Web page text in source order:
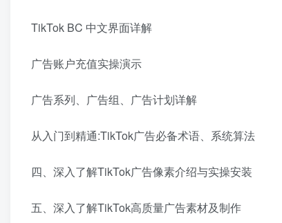
TikTok BC 中文界面详解
广告账户充值实操演示
广告系列、广告组、广告计划详解
从入门到精通:TikTok广告必备术语、系统算法
四、深入了解TikTok广告像素介绍与实操安装
五、深入了解TikTok高质量广告素材及制作